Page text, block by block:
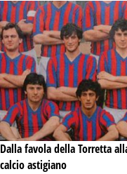
Dalla favola della Torretta
calcio astigiano